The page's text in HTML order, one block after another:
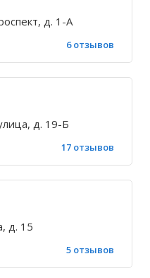
д. 1-А
6 отзывов
д. 19-Б
17 отзывов
д. 15
5 отзывов